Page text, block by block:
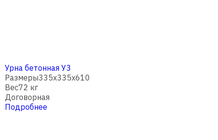
Урна бетонная У3
Размеры335x335x610
Вес72 кг
Договорная
Подробнее